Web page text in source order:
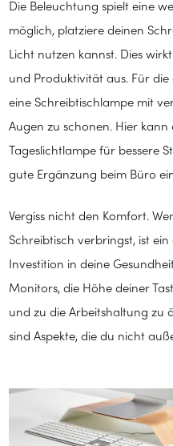
Die Beleuchtung spielt eine
möglich, platziere deinen
Licht nutzen kannst. Dies
und Produktivität aus. Für die
eine Schreibtischlampe mit
Augen zu schonen. Hier
Tageslichtlampe für bessere
gute Ergänzung beim Büro
Vergiss nicht den Komfort.
Schreibtisch verbringst, ist
Investition in deine
Monitors, die Höhe deiner
und zu die Arbeitshaltung zu
sind Aspekte, die du nicht